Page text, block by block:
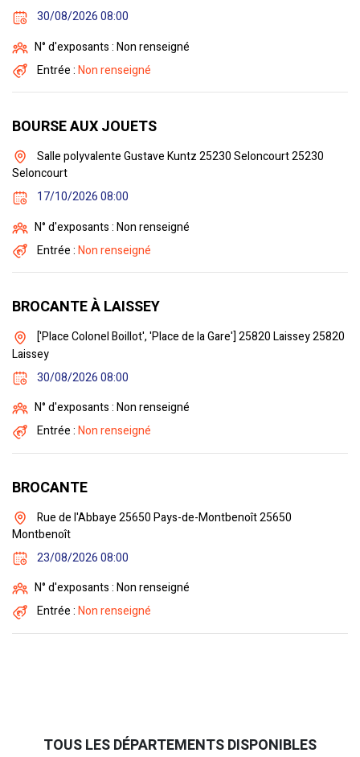
30/08/2026 08:00
N° d'exposants : Non renseigné
Entrée :Non renseigné
BOURSE AUX JOUETS
Salle polyvalente Gustave Kuntz 25230 Seloncourt 25230
Seloncourt
17/10/2026 08:00
N° d'exposants : Non renseigné
Entrée :Non renseigné
BROCANTE À LAISSEY
['Place Colonel Boillot', 'Place de la Gare'] 25820 Laissey 25820
Laissey
30/08/2026 08:00
N° d'exposants : Non renseigné
Entrée :Non renseigné
BROCANTE
Rue de l'Abbaye 25650 Pays-de-Montbenoît 25650
Montbenoît
23/08/2026 08:00
N° d'exposants : Non renseigné
Entrée :Non renseigné
TOUS LES DÉPARTEMENTS DISPONIBLES